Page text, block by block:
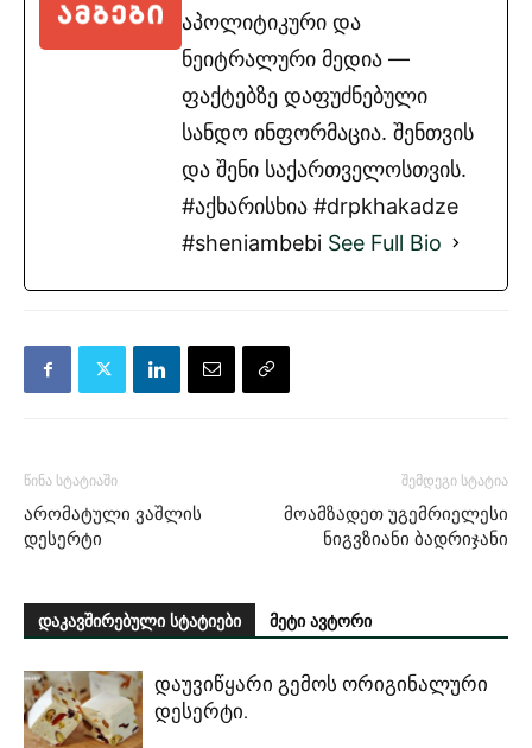
აპოლიტიკური და
ნეიტრალური მედია —
ფაქტებზე დაფუძნებული
სანდო ინფორმაცია. შენთვის
და შენი საქართველოსთვის.
#აქხარისხია #drpkhakadze
#sheniambebi See Full Bio
წინა სტატიაში
არომატული ვაშლის
დესერტი
შემდეგი სტატია
მოამზადეთ უგემრიელესი
ნიგვზიანი ბადრიჯანი
დაკავშირებული სტატიები მეტი ავტორი
დაუვიწყარი გემოს ორიგინალური
დესერტი.